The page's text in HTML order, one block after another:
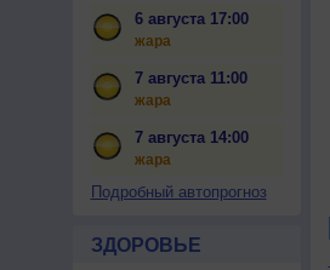
6 августа 17:00
жара
7 августа 11:00
жара
7 августа 14:00
жара
Подробный автопрогноз
ЗДОРОВЬЕ